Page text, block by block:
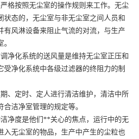
格按照无尘室的操作规则来工作。无尘
状态的，无尘室与非无尘室之间人员和
有风淋设备来阻止气流的对流，与生产
净化系统的送风量是维持无尘室正压和
受净化系统中各级过滤器的终阻力的制
、定时、定人进行清洁维护，清洁中所
洁净室管理的规定等。
净度是他们**关心的焦点，运行中的无
入无尘室的物品，生产中产生的尘粒也